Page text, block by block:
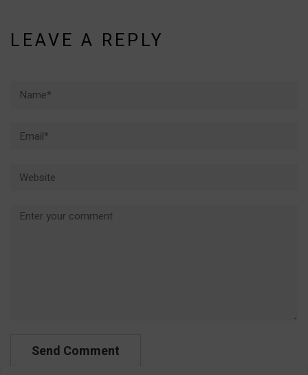
LEAVE A REPLY
Comment